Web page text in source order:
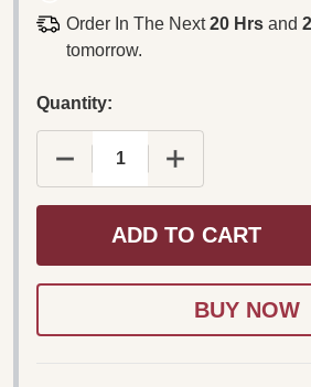
Order In The Next20 Hrs and
tomorrow.
Quantity:
DECREASE QUANTITY OF
INCREASE
ADD TO CART